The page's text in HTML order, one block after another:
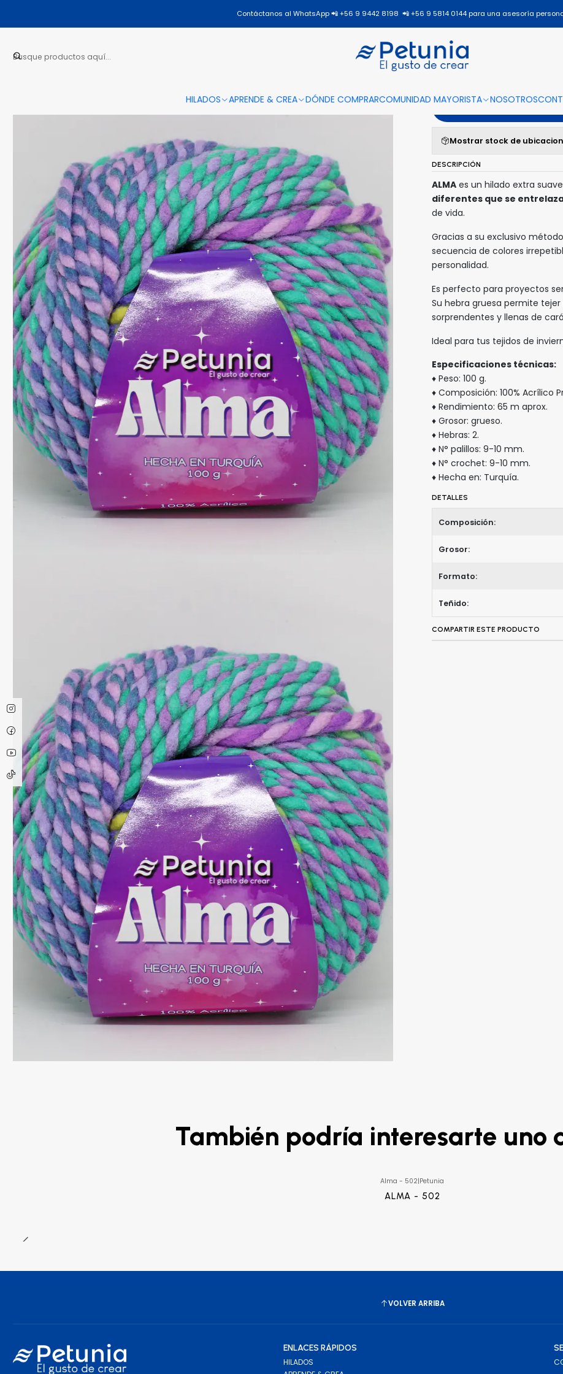
HILADOS APRENDE & CREA DÓNDE COMPRARCOMUNIDAD MAYORISTA NOSOTROS
Contáctanos al WhatsApp 📲 +56 9 9442 8198 📲 +56 9 5814 0144 para una asesoría
Inicio Todos los productos ALMA ALMA - 501
ALMA - 501
Mostrar stock de
DESCRIPCIÓN
ALMAes un hilado extra
diferentes que se
de vida.
Gracias a su exclusivo
secuencia de colores
personalidad.
Es perfecto para proyectos
Su hebra gruesa permite
sorprendentes y llenas de
Ideal para tus tejidos de
Especificaciones técnicas:
♦ Peso: 100 g.
♦ Composición: 100% Acrílico
♦ Rendimiento: 65 m aprox.
♦ Grosor: grueso.
♦ Hebras: 2.
♦ N° palillos: 9-10 mm.
♦ N° crochet: 9-10 mm.
♦ Hecha en: Turquía.
DETALLES
Composición:
Grosor:
Formato:
Teñido:
COMPARTIR ESTE PRODUCTO
También podría interesarte uno
Alma - 502|Petunia
ALMA - 502
VOLVER ARRIBA
ENLACES RÁPIDOS
HILADOS